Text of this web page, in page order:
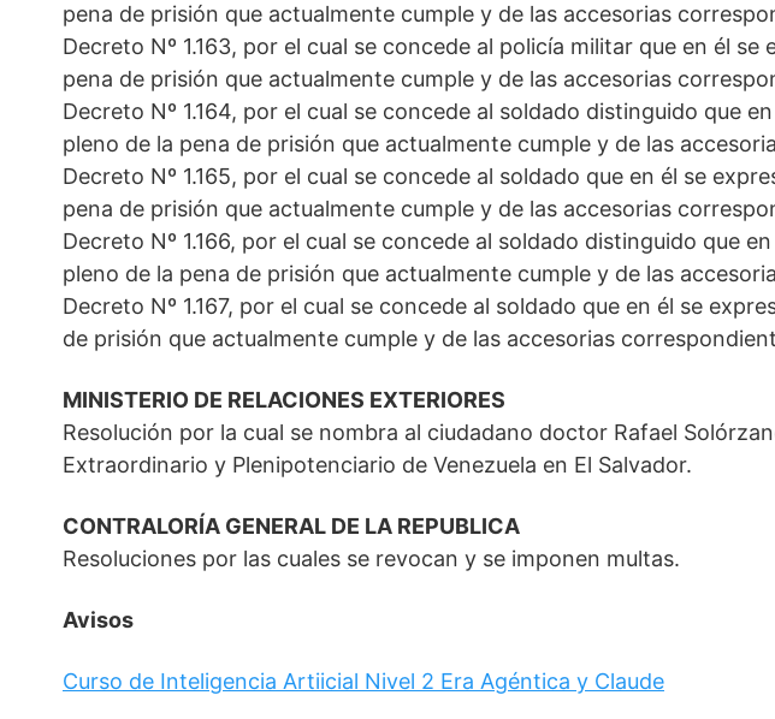
pena de prisión que actualmente cumple y de las accesorias
Decreto Nº 1.163, por el cual se concede al policía militar que en él se
pena de prisión que actualmente cumple y de las accesorias
Decreto Nº 1.164, por el cual se concede al soldado distinguido que
pleno de la pena de prisión que actualmente cumple y de las
Decreto Nº 1.165, por el cual se concede al soldado que en él se
pena de prisión que actualmente cumple y de las accesorias
Decreto Nº 1.166, por el cual se concede al soldado distinguido que
pleno de la pena de prisión que actualmente cumple y de las
Decreto Nº 1.167, por el cual se concede al soldado que en él se
de prisión que actualmente cumple y de las accesorias
MINISTERIO DE RELACIONES EXTERIORES
Resolución por la cual se nombra al ciudadano doctor Rafael
Extraordinario y Plenipotenciario de Venezuela en El Salvador.
CONTRALORÍA GENERAL DE LA REPUBLICA
Resoluciones por las cuales se revocan y se imponen multas.
Avisos
Curso de Inteligencia Artiicial Nivel 2 Era Agéntica y Claude